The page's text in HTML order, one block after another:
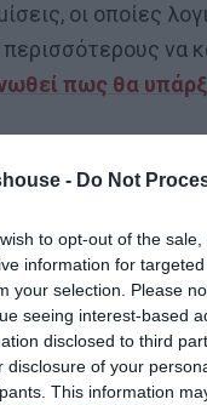
- Do Not
to opt-out of the
information for
your selection. Please
seeing interest-based
disclosed to third
disclosure of your
This information
οι οποίες
να
πως θα
μεγάλο
έχουν παραπάνω
ένα
συνδρομή.